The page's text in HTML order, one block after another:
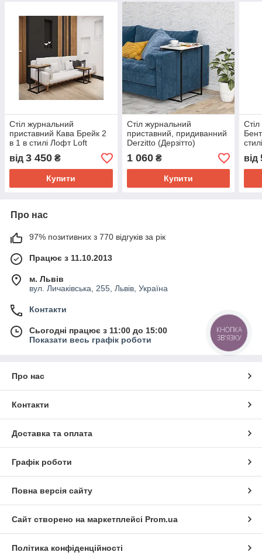
Стіл журнальний
приставний Кава Брейк 2
в 1 в стилі Лофт Loft
від 3 450 ₴
Купити
Стіл журнальний
приставний, придиванний
Derzitto (Дерзітто)
1 060₴
Купити
від
Про нас
97% позитивних з 770 відгуків за рік
Працює з 11.10.2013
м. Львів
вул. Личаківська, 255, Львів, Україна
Контакти
Сьогодні працює з 11:00 до 15:00
Показати весь графік роботи
Про нас
Контакти
Доставка та оплата
Графік роботи
Повна версія сайту
Сайт створено на маркетплейсі Prom.ua
Політика конфіденційності
КНОПКА
ЗВ'ЯЗКУ